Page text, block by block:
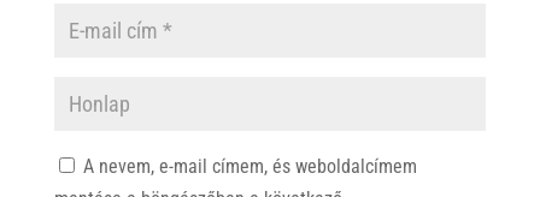
A nevem, e-mail címem, és weboldalcímem